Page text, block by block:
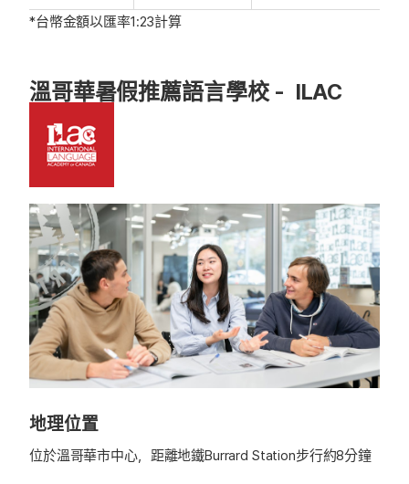
*台幣金額以匯率1:23計算
溫哥華暑假推薦語言學校 - ILAC
地理位置
位於溫哥華市中心，距離地鐵Burrard Station步行約8分鐘